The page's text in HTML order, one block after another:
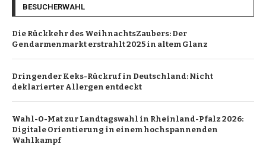
BESUCHERWAHL
Die Rückkehr des WeihnachtsZaubers: Der
Gendarmenmarkt erstrahlt 2025 in altem Glanz
Dringender Keks-Rückruf in Deutschland: Nicht
deklarierter Allergen entdeckt
Wahl-O-Mat zur Landtagswahl in Rheinland-Pfalz 2026:
Digitale Orientierung in einem hochspannenden
Wahlkampf